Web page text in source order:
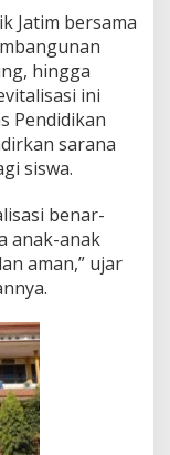
Jatim bersama
hingga
ini
Pendidikan
sarana
siswa.
benar-
anak-anak
aman,” ujar